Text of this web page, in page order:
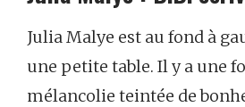
Julia Malye est au fond à
une petite table. Il y a une
mélancolie teintée de